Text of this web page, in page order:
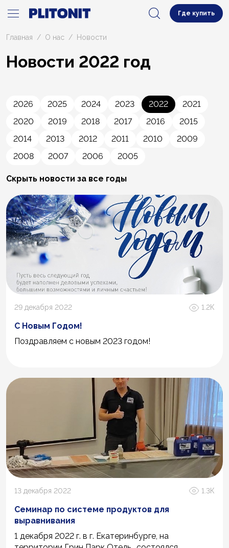
Где купить
Главная О нас Новости
Новости 2022 год
2026 2025 2024 2023 2022
2021
2020
2019 2018 2017 2016
2015
2014
2013 2012 2011 2010
2009
2008
2007 2006 2005
Скрыть новости за все годы
29 декабря 2022 1.2К
C Новым Годом!
Поздравляем с новым 2023 годом!
13 декабря 2022 1.3К
Семинар по системе продуктов для
выравнивания
1 декабря 2022 г. в г. Екатеринбурге, на